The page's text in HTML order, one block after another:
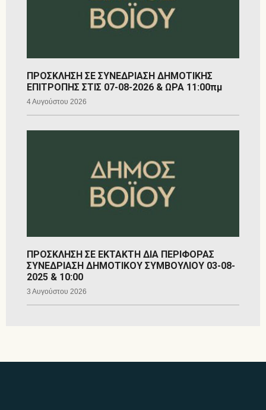
ΠΡΟΣΚΛΗΣΗ ΣΕ ΣΥΝΕΔΡΙΑΣΗ ΔΗΜΟΤΙΚΗΣ
ΕΠΙΤΡΟΠΗΣ ΣΤΙΣ 07-08-2026 & ΩΡΑ 11:00πμ
4 Αυγούστου 2026
ΠΡΟΣΚΛΗΣΗ ΣΕ ΕΚΤΑΚΤΗ ΔΙΑ ΠΕΡΙΦΟΡΑΣ
ΣΥΝΕΔΡΙΑΣΗ ΔΗΜΟΤΙΚΟΥ ΣΥΜΒΟΥΛΙΟΥ 03-08-
2025 & 10:00
3 Αυγούστου 2026